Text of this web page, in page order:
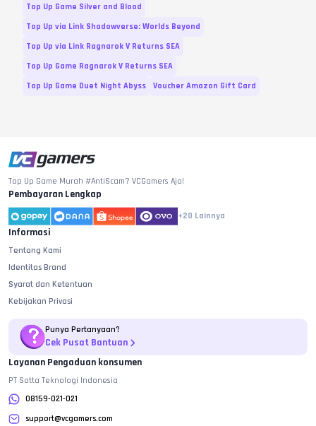
Top Up Game Silver and Blood
Top Up via Link Shadowverse: Worlds Beyond
Top Up via Link Ragnarok V Returns SEA
Top Up Game Ragnarok V Returns SEA
Top Up Game Duet Night Abyss
Voucher Amazon Gift Card
Top Up Game Murah #AntiScam? VCGamers Aja!
Pembayaran Lengkap
+20 Lainnya
Informasi
Tentang Kami
Identitas Brand
Syarat dan Ketentuan
Kebijakan Privasi
Punya Pertanyaan?
Cek Pusat Bantuan
Layanan Pengaduan konsumen
PT Sotta Teknologi Indonesia
08159-021-021
support@vcgamers.com